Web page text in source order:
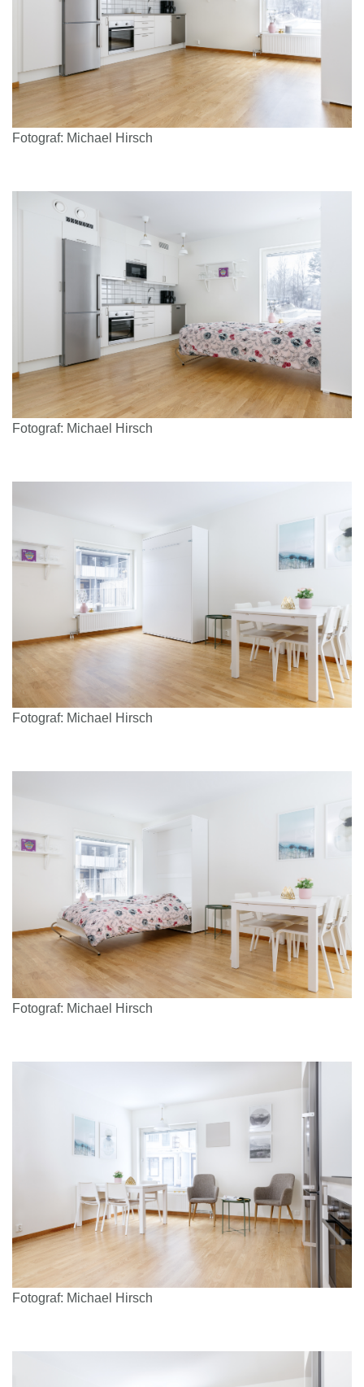
Fotograf: Michael Hirsch
Fotograf: Michael Hirsch
Fotograf: Michael Hirsch
Fotograf: Michael Hirsch
Fotograf: Michael Hirsch